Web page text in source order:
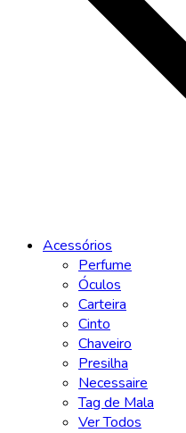
Acessórios
Perfume
Óculos
Carteira
Cinto
Chaveiro
Presilha
Necessaire
Tag de Mala
Ver Todos